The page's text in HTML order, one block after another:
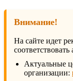
Внимание!
На сайте идет
Актуальные
организации: